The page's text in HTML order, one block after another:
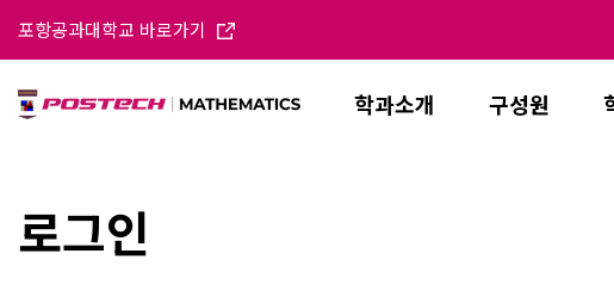
포항공과대학교 바로가기
학과소개 구성원
로그인